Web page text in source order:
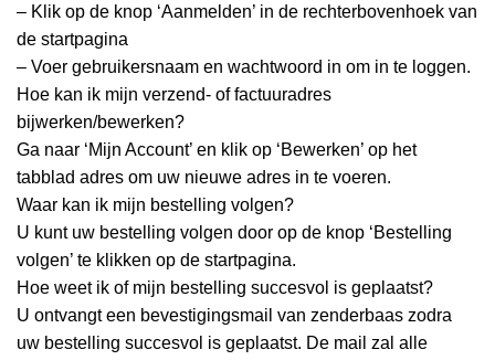
– Klik op de knop ‘Aanmelden’ in de rechterbovenhoek van
de startpagina
– Voer gebruikersnaam en wachtwoord in om in te loggen.
Hoe kan ik mijn verzend- of factuuradres
bijwerken/bewerken?
Ga naar ‘Mijn Account’ en klik op ‘Bewerken’ op het
tabblad adres om uw nieuwe adres in te voeren.
Waar kan ik mijn bestelling volgen?
U kunt uw bestelling volgen door op de knop ‘Bestelling
volgen’ te klikken op de startpagina.
Hoe weet ik of mijn bestelling succesvol is geplaatst?
U ontvangt een bevestigingsmail van zenderbaas zodra
uw bestelling succesvol is geplaatst. De mail zal alle